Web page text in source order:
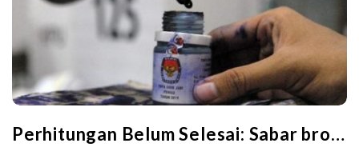
Perhitungan Belum Selesai: Sabar bro…